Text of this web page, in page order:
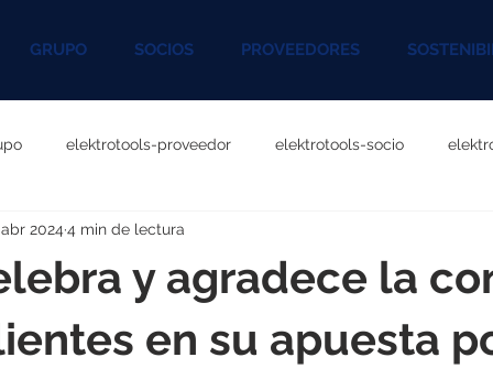
GRUPO SOCIOS PROVEEDORES
elektrotools-proveedor elektrotools-socio
P060000 elektrotools-P027000
P096000 elektrotools-
y agradece la
en su apuesta
2024 4 min de lectura